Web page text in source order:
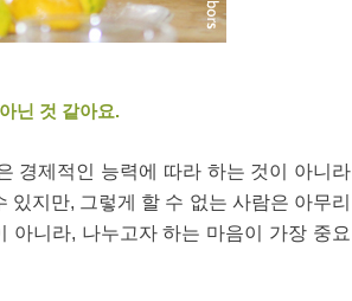
닌 것 같아요.
경제적인 능력에 따라 하는 것이 아니라
지만, 그렇게 할 수 없는 사람은 아무리
아니라, 나누고자 하는 마음이 가장 중요